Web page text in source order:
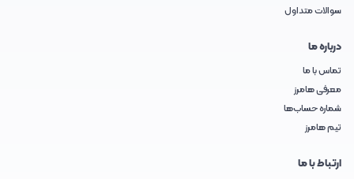
سوالات متداول
درباره ما
تماس با ما
معرفی هامرز
شماره حساب‌ها
تیم هامرز
ارتباط با ما